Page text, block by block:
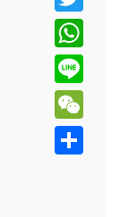
Twitter
WhatsApp
Line
WeChat